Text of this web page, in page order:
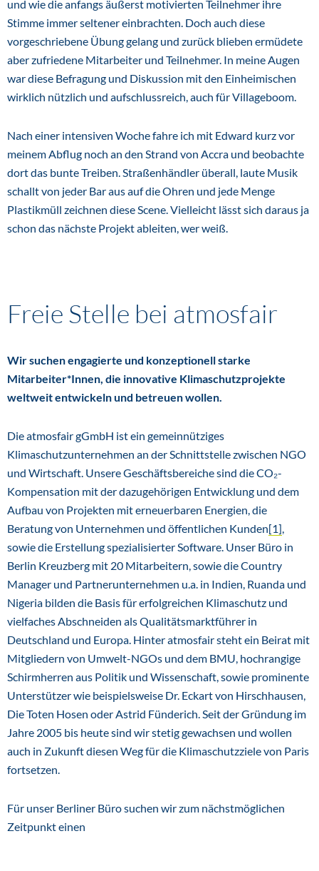
und wie die anfangs äußerst motivierten Teilnehmer ihre
Stimme immer seltener einbrachten. Doch auch diese
vorgeschriebene Übung gelang und zurück blieben ermüdete
aber zufriedene Mitarbeiter und Teilnehmer. In meine Augen
war diese Befragung und Diskussion mit den Einheimischen
wirklich nützlich und aufschlussreich, auch für Villageboom.
Nach einer intensiven Woche fahre ich mit Edward kurz vor
meinem Abflug noch an den Strand von Accra und beobachte
dort das bunte Treiben. Straßenhändler überall, laute Musik
schallt von jeder Bar aus auf die Ohren und jede Menge
Plastikmüll zeichnen diese Scene. Vielleicht lässt sich daraus ja
schon das nächste Projekt ableiten, wer weiß.
Freie Stelle bei atmosfair
Wir suchen engagierte und konzeptionell starke
Mitarbeiter*Innen, die innovative Klimaschutzprojekte
weltweit entwickeln und betreuen wollen.
Die atmosfair gGmbH ist ein gemeinnütziges
Klimaschutzunternehmen an der Schnittstelle zwischen NGO
und Wirtschaft. Unsere Geschäftsbereiche sind die CO₂-
Kompensation mit der dazugehörigen Entwicklung und dem
Aufbau von Projekten mit erneuerbaren Energien, die
Beratung von Unternehmen und öffentlichen Kunden[1]
sowie die Erstellung spezialisierter Software. Unser Büro in
Berlin Kreuzberg mit 20 Mitarbeitern, sowie die Country
Manager und Partnerunternehmen u.a. in Indien, Ruanda und
Nigeria bilden die Basis für erfolgreichen Klimaschutz und
vielfaches Abschneiden als Qualitätsmarktführer in
Deutschland und Europa. Hinter atmosfair steht ein Beirat mit
Mitgliedern von Umwelt-NGOs und dem BMU, hochrangige
Schirmherren aus Politik und Wissenschaft, sowie prominente
Unterstützer wie beispielsweise Dr. Eckart von Hirschhausen,
Die Toten Hosen oder Astrid Fünderich. Seit der Gründung im
Jahre 2005 bis heute sind wir stetig gewachsen und wollen
auch in Zukunft diesen Weg für die Klimaschutzziele von Paris
fortsetzen.
Für unser Berliner Büro suchen wir zum nächstmöglichen
Zeitpunkt einen